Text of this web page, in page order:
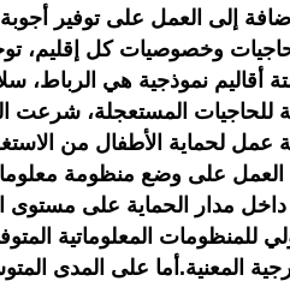
إلى العمل على توفير
حاجيات وخصوصيات كل إقليم،
أقاليم نموذجية هي الرباط،
للحاجيات المستعجلة، شرعت
لحماية الأطفال من
العمل على وضع منظومة
داخل مدار الحماية على مستوى
للمنظومات المعلوماتية
المعنية.أما على المدى